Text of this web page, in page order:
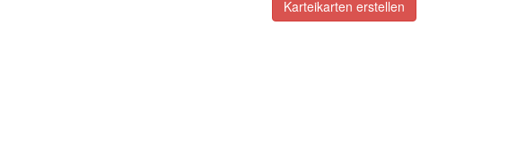
Karteikarten erstellen